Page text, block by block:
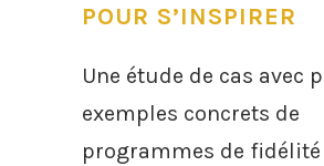
POUR S’INSPIRER
Une étude de cas avec
exemples concrets de
programmes de fidélité